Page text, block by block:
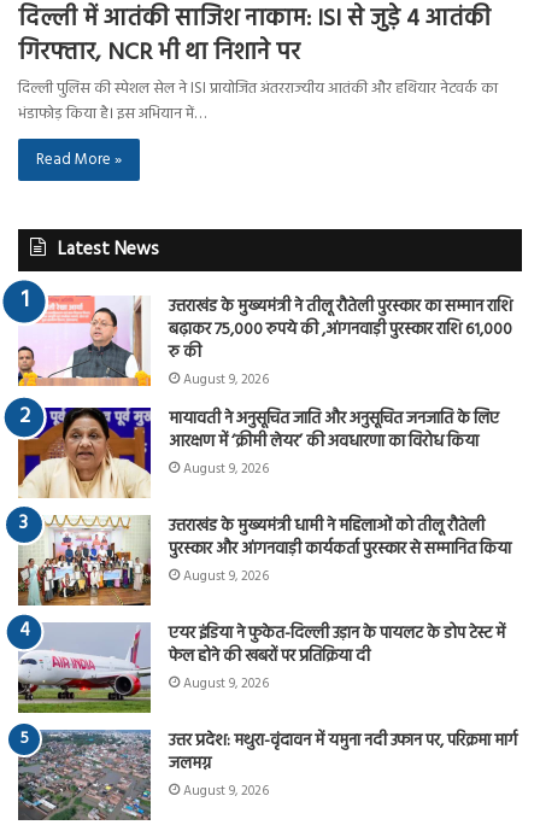
दिल्ली में आतंकी साजिश नाकाम: ISI से जुड़े 4 आतंकी
गिरफ्तार, NCR भी था निशाने पर
दिल्ली पुलिस की स्पेशल सेल ने ISI प्रायोजित अंतरराज्यीय आतंकी और हथियार नेटवर्क का
भंडाफोड़ किया है। इस अभियान में…
Read More »
Latest News
उत्तराखंड के मुख्यमंत्री ने तीलू रौतेली पुरस्कार का सम्मान राशि
बढ़ाकर 75,000 रुपये की ,आंगनवाड़ी पुरस्कार राशि 61,000
रु की
August 9, 2026
मायावती ने अनुसूचित जाति और अनुसूचित जनजाति के लिए
आरक्षण में ‘क्रीमी लेयर’ की अवधारणा का विरोध किया
August 9, 2026
उत्तराखंड के मुख्यमंत्री धामी ने महिलाओं को तीलू रौतेली
पुरस्कार और आंगनवाड़ी कार्यकर्ता पुरस्कार से सम्मानित किया
August 9, 2026
एयर इंडिया ने फुकेत-दिल्ली उड़ान के पायलट के डोप टेस्ट में
फेल होने की खबरों पर प्रतिक्रिया दी
August 9, 2026
उत्तर प्रदेश: मथुरा-वृंदावन में यमुना नदी उफान पर, परिक्रमा मार्ग
जलमग्न
August 9, 2026